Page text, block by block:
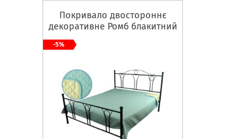
Покривало двостороннє
декоративне Ромб блакитний
-5%